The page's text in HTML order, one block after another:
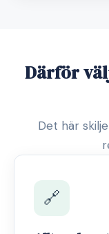
Därför
Det här
🔗